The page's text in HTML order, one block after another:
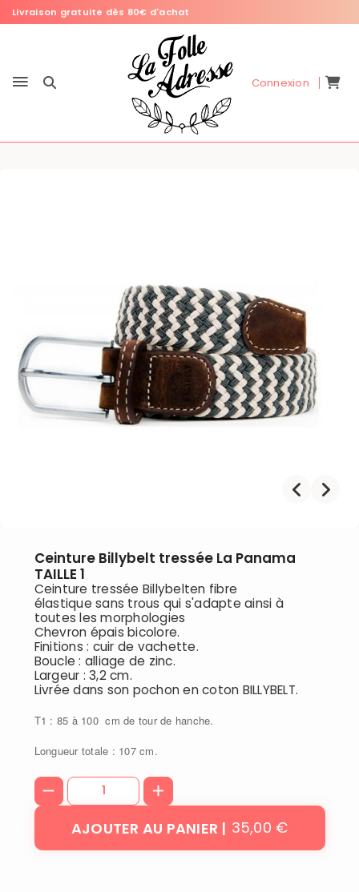
Livraison gratuite dès 80€ d'achat
Connexion
Ceinture Billybelt tressée La Panama
TAILLE 1
Ceinture tressée Billybelten fibre
élastique sans trous qui s'adapte ainsi à
toutes les morphologies
Chevron épais bicolore.
Finitions : cuir de vachette.
Boucle : alliage de zinc.
Largeur : 3,2 cm.
Livrée dans son pochon en coton BILLYBELT.
T1 : 85 à 100 cm de tour de hanche.
Longueur totale : 107 cm.
35,00 €
AJOUTER AU PANIER